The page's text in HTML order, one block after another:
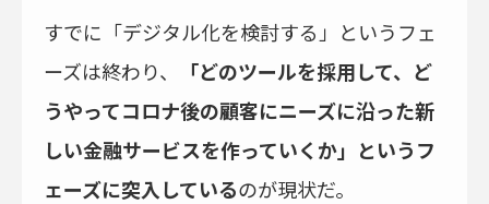
すでに「デジタル化を検討する」というフェ
ーズは終わり、
「どのツールを採用して、ど
うやってコロナ後の顧客にニーズに沿った新
しい金融サービスを作っていくか」というフ
ェーズに突入しているのが現状だ。